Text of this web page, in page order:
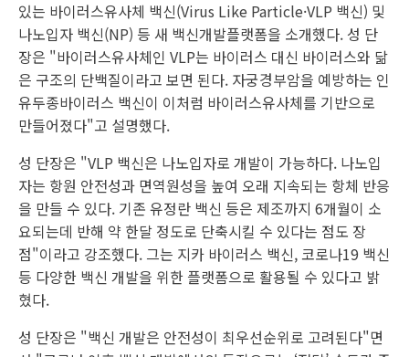
있는 바이러스유사체 백신(Virus Like Particle·VLP 백신) 및
나노입자 백신(NP) 등 새 백신개발플랫폼을 소개했다. 성 단
장은 "바이러스유사체인 VLP는 바이러스 대신 바이러스와 닮
은 구조의 단백질이라고 보면 된다. 자궁경부암을 예방하는 인
유두종바이러스 백신이 이처럼 바이러스유사체를 기반으로
만들어졌다"고 설명했다.
성 단장은 "VLP 백신은 나노입자로 개발이 가능하다. 나노입
자는 항원 안전성과 면역원성을 높여 오래 지속되는 항체 반응
을 만들 수 있다. 기존 유정란 백신 등은 제조까지 6개월이 소
요되는데 반해 약 한달 정도로 단축시킬 수 있다는 점도 장
점"이라고 강조했다. 그는 지카 바이러스 백신, 코로나19 백신
등 다양한 백신 개발을 위한 플랫폼으로 활용될 수 있다고 밝
혔다.
성 단장은 "백신 개발은 안전성이 최우선순위로 고려된다"면